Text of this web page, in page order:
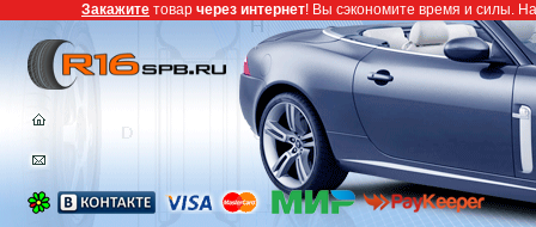
Закажите товар через интернет! Вы сэкономите время и силы.